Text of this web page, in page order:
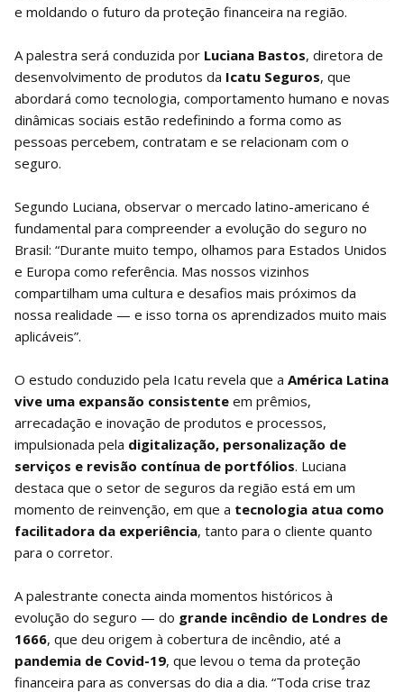
e moldando o futuro da proteção financeira na região.
A palestra será conduzida por Luciana Bastos, diretora de
desenvolvimento de produtos da Icatu Seguros, que
abordará como tecnologia, comportamento humano e novas
dinâmicas sociais estão redefinindo a forma como as
pessoas percebem, contratam e se relacionam com o
seguro.
Segundo Luciana, observar o mercado latino-americano é
fundamental para compreender a evolução do seguro no
Brasil: “Durante muito tempo, olhamos para Estados Unidos
e Europa como referência. Mas nossos vizinhos
compartilham uma cultura e desafios mais próximos da
nossa realidade — e isso torna os aprendizados muito mais
aplicáveis”.
O estudo conduzido pela Icatu revela que a América Latina
vive uma expansão consistente em prêmios,
arrecadação e inovação de produtos e processos,
impulsionada pela digitalização, personalização de
serviços e revisão contínua de portfólios. Luciana
destaca que o setor de seguros da região está em um
momento de reinvenção, em que a tecnologia atua como
facilitadora da experiência, tanto para o cliente quanto
para o corretor.
A palestrante conecta ainda momentos históricos à
evolução do seguro — do grande incêndio de Londres de
1666, que deu origem à cobertura de incêndio, até a
pandemia de Covid-19, que levou o tema da proteção
financeira para as conversas do dia a dia. “Toda crise traz